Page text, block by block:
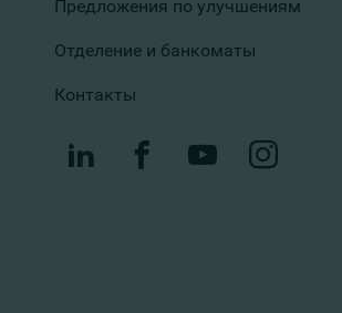
Предложения по улучшениям
Отделение и банкоматы
Контакты